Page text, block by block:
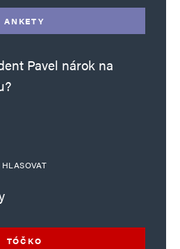
ANKETY
Pavel nárok na
HLASOVAT
TÓČKO